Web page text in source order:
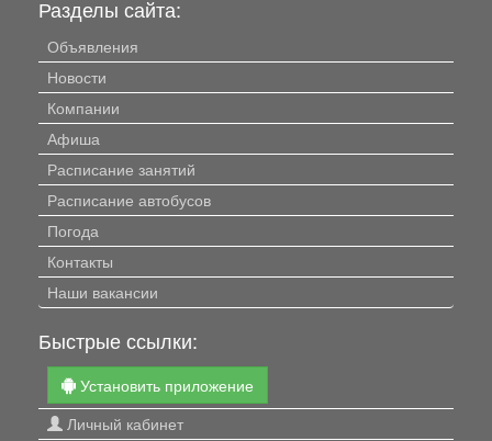
Разделы сайта:
Объявления
Новости
Компании
Афиша
Расписание занятий
Расписание автобусов
Погода
Контакты
Наши вакансии
Быстрые ссылки:
Установить приложение
Личный кабинет